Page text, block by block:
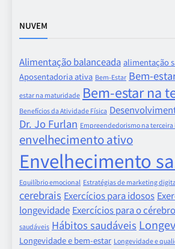
NUVEM
Alimentação balanceada alimentação
Aposentadoria ativa Bem-Estar Bem-
estar na maturidade Bem-estar na
Benefícios da Atividade Física
Dr. Jo Furlan Empreendedorismo na
envelhecimento ativo
Envelhecimento
Equilíbrio emocional Estratégias de marketing
cerebrais Exercícios para idosos
longevidade Exercícios para o cérebro
saudáveis Hábitos saudáveis
Longevidade e bem-estar Longevidade e